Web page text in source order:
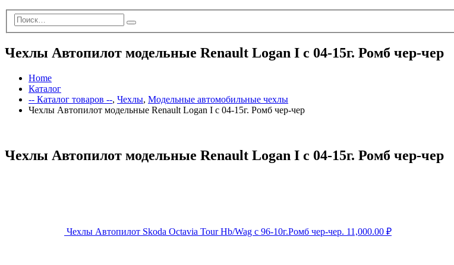
Чехлы Автопилот модельные Renault Logan I с 04-15г. Ромб чер-чер
Home
Каталог
-- Каталог товаров --, Чехлы, Модельные автомобильные чехлы
Чехлы Автопилот модельные Renault Logan I с 04-15г. Ромб чер-чер
Чехлы Автопилот модельные Renault Logan I с 04-15г. Ромб чер-чер
Чехлы Автопилот Skoda Octavia Tour Hb/Wag с 96-10г.Ромб чер-чер. 11,000.00 ₽